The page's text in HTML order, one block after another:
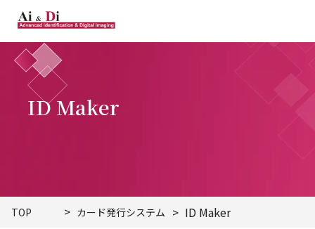
ID Maker
TOP カード発行システム ID Maker